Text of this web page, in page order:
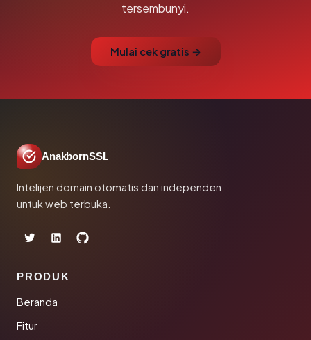
tersembunyi.
Mulai cek gratis →
AnakbornSSL
Intelijen domain otomatis dan independen
untuk web terbuka.
PRODUK
Beranda
Fitur